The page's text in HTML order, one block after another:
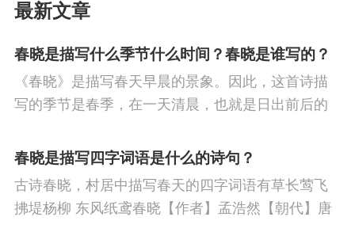
理 咏史
闺怨 讽刺 思念 友情 月亮 寒食
节 重阳节 人生 悼亡 赞美 柳 高
园 思乡 夏天 爱情 元宵节
寓理 战争 劳动 风 励志 马 边
最新文章
春晓是描写什么季节什么时间？春晓是谁写的？
《春晓》是描写春天早晨的景象。因此，这首诗描
写的季节是春季，在一天清晨，也就是日出前后的
春晓是描写四字词语是什么的诗句？
古诗春晓，村居中描写春天的四字词语有草长莺飞
拂堤杨柳 东风纸鸢春晓【作者】孟浩然【朝代】唐